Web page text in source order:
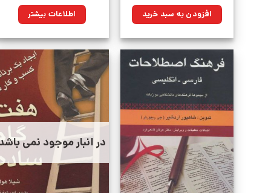
۹۰۰,۰۰۰تومان
بود.
۶۷۹,۵۰۰تومان.افزودن به سبد خرید اطلاعات بیشتر
در انبار موجود نمی